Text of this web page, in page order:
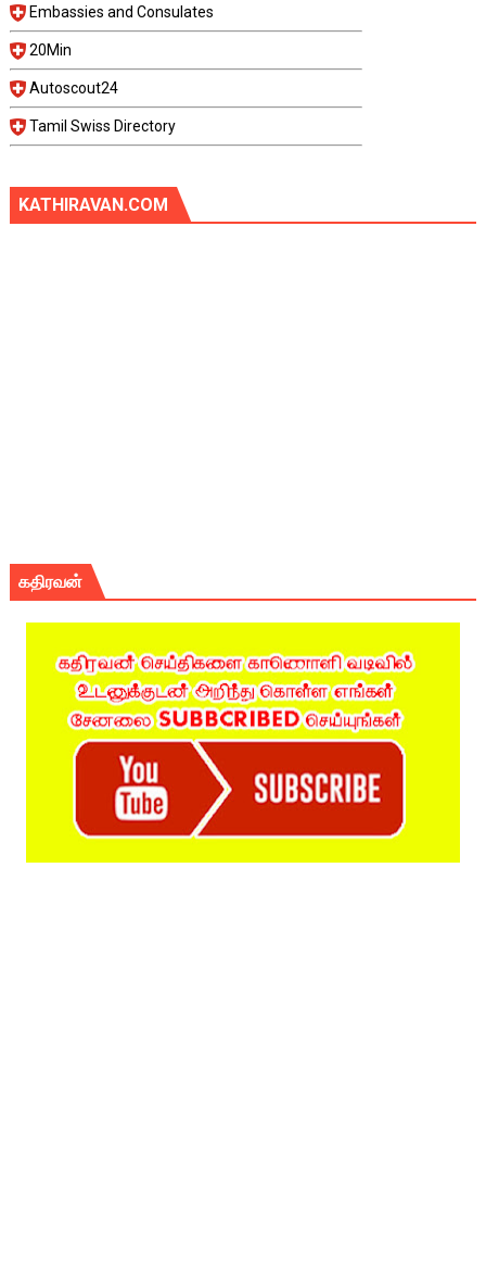
Embassies and Consulates
20Min
Autoscout24
Tamil Swiss Directory
KATHIRAVAN.COM
கதிரவன்